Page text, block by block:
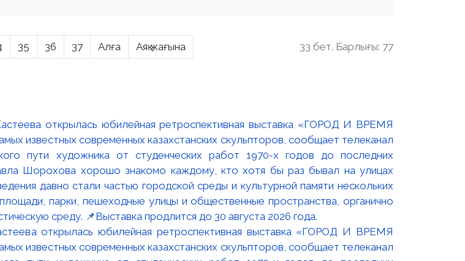
35 36 37 Алға Аяқ жағына 33 бет. Барлығы: 77
открылась юбилейная ретроспективная выставка «ГОРОД И ВРЕМЯ
известных современных казахстанских скульпторов, сообщает телеканал